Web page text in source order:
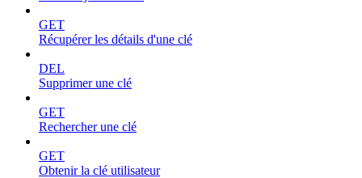
GET
Récupérer les détails d'une clé
DEL
Supprimer une clé
GET
Rechercher une clé
GET
Obtenir la clé utilisateur